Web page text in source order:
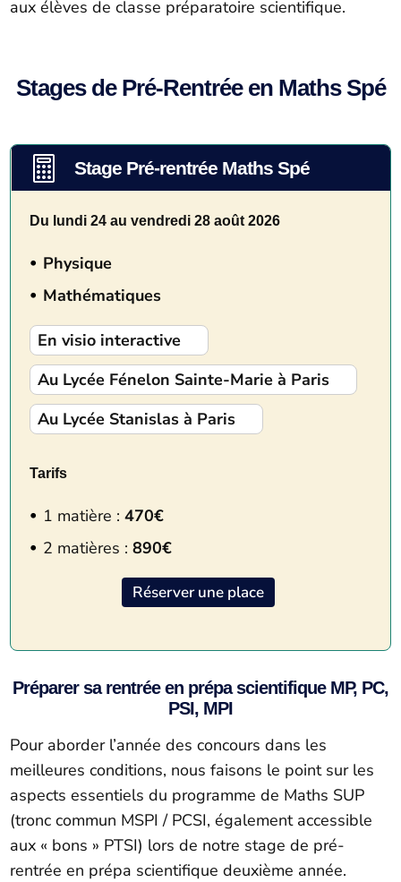
aux élèves de classe préparatoire scientifique.
Stages de Pré-Rentrée en Maths Spé
 Stage Pré-rentrée Maths Spé
Du lundi 24 au vendredi 28 août 2026
Physique
Mathématiques
En visio interactive
Au Lycée Fénelon Sainte-Marie à Paris
Au Lycée Stanislas à Paris
Tarifs
1 matière : 470€
2 matières : 890€
Réserver une place
Préparer sa rentrée en prépa scientifique MP, PC,
PSI, MPI
Pour aborder l’année des concours dans les
meilleures conditions, nous faisons le point sur les
aspects essentiels du programme de Maths SUP
(tronc commun MSPI / PCSI, également accessible
aux « bons » PTSI) lors de notre stage de pré-
rentrée en prépa scientifique deuxième année.